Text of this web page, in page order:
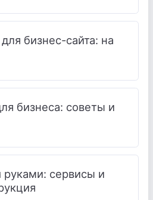
бизнес-сайта: на
бизнеса: советы и
сервисы и